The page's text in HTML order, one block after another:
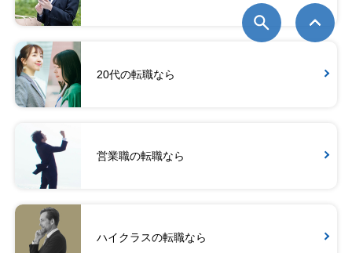
20代の転職なら
営業職の転職なら
ハイクラスの転職なら